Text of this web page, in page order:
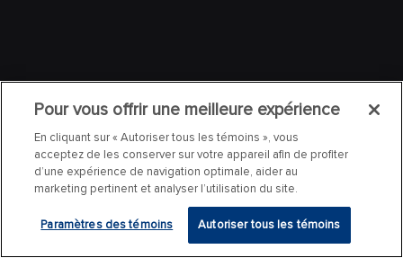
Pour vous offrir une meilleure expérience
En cliquant sur « Autoriser tous les témoins », vous
acceptez de les conserver sur votre appareil afin de profiter
d’une expérience de navigation optimale, aider au
marketing pertinent et analyser l’utilisation du site.
Paramètres des témoins Autoriser tous les témoins